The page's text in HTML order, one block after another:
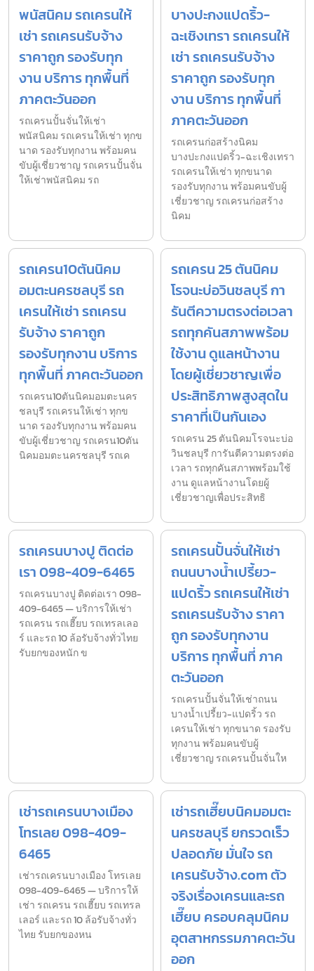
พนัสนิคม รถเครนให้
เช่า รถเครนรับจ้าง
ราคาถูก รองรับทุก
งาน บริการ ทุกพื้นที่
ภาคตะวันออก
รถเครนปั้นจั่นให้เช่า
พนัสนิคม รถเครนให้เช่า ทุกข
นาด รองรับทุกงาน พร้อมคน
ขับผู้เชี่ยวชาญ รถเครนปั้นจั่น
ให้เช่าพนัสนิคม รถ
บางปะกงแปดริ้ว-
ฉะเชิงเทรา รถเครนให้
เช่า รถเครนรับจ้าง
ราคาถูก รองรับทุก
งาน บริการ ทุกพื้นที่
ภาคตะวันออก
รถเครนก่อสร้างนิคม
บางปะกงแปดริ้ว-ฉะเชิงเทรา
รถเครนให้เช่า ทุกขนาด
รองรับทุกงาน พร้อมคนขับผู้
เชี่ยวชาญ รถเครนก่อสร้าง
นิคม
รถเครน10ตันนิคม
อมตะนครชลบุรี รถ
เครนให้เช่า รถเครน
รับจ้าง ราคาถูก
รองรับทุกงาน บริการ
ทุกพื้นที่ ภาคตะวันออก
รถเครน10ตันนิคมอมตะนคร
ชลบุรี รถเครนให้เช่า ทุกข
นาด รองรับทุกงาน พร้อมคน
ขับผู้เชี่ยวชาญ รถเครน10ตัน
นิคมอมตะนครชลบุรี รถเค
รถเครน 25 ตันนิคม
โรจนะบ่อวินชลบุรี กา
รันตีความตรงต่อเวลา
รถทุกคันสภาพพร้อม
ใช้งาน ดูแลหน้างาน
โดยผู้เชี่ยวชาญเพื่อ
ประสิทธิภาพสูงสุดใน
ราคาที่เป็นกันเอง
รถเครน 25 ตันนิคมโรจนะบ่อ
วินชลบุรี การันตีความตรงต่อ
เวลา รถทุกคันสภาพพร้อมใช้
งาน ดูแลหน้างานโดยผู้
เชี่ยวชาญเพื่อประสิทธิ
รถเครนบางปู ติดต่อ
เรา 098-409-6465
รถเครนบางปู ติดต่อเรา 098-
409-6465 — บริการให้เช่า
รถเครน รถเฮี๊ยบ รถเทรลเลอ
ร์ และรถ 10 ล้อรับจ้างทั่วไทย
รับยกของหนัก ข
รถเครนปั้นจั่นให้เช่า
ถนนบางน้ำเปรี้ยว-
แปดริ้ว รถเครนให้เช่า
รถเครนรับจ้าง ราคา
ถูก รองรับทุกงาน
บริการ ทุกพื้นที่ ภาค
ตะวันออก
รถเครนปั้นจั่นให้เช่าถนน
บางน้ำเปรี้ยว-แปดริ้ว รถ
เครนให้เช่า ทุกขนาด รองรับ
ทุกงาน พร้อมคนขับผู้
เชี่ยวชาญ รถเครนปั้นจั่นให
เช่ารถเครนบางเมือง
โทรเลย 098-409-
6465
เช่ารถเครนบางเมือง โทรเลย
098-409-6465 — บริการให้
เช่า รถเครน รถเฮี๊ยบ รถเทรล
เลอร์ และรถ 10 ล้อรับจ้างทั่ว
ไทย รับยกของหน
เช่ารถเฮี๊ยบนิคมอมตะ
นครชลบุรี ยกรวดเร็ว
ปลอดภัย มั่นใจ รถ
เครนรับจ้าง.com ตัว
จริงเรื่องเครนและรถ
เฮี๊ยบ ครอบคลุมนิคม
อุตสาหกรรมภาคตะวัน
ออก